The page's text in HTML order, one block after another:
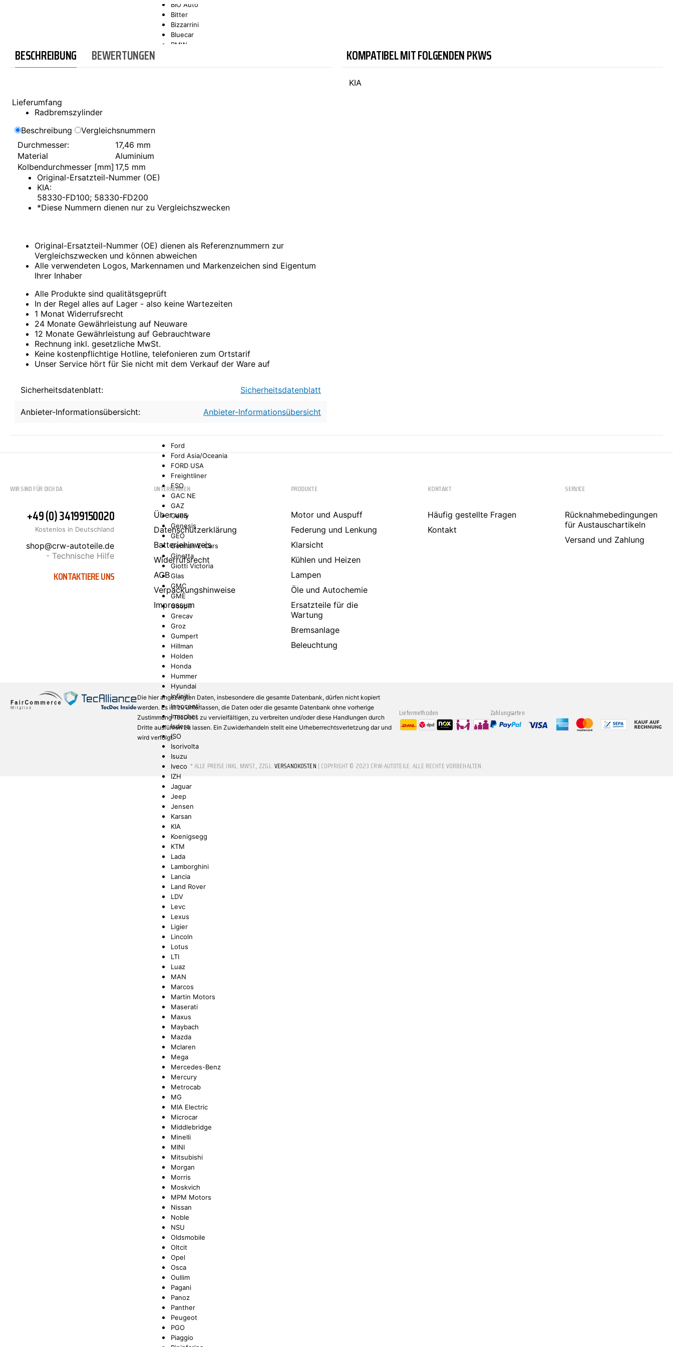
SONAX
BIO Auto
Bitter
Bizzarrini
Bluecar
BMW
Chrysler
Citroën
Dacia
Daewoo
DAF
De Lorean
Desoto
Dodge
DS
E.GO
Fiat
Ford
Ford Asia/Oceania
FORD USA
Freightliner
FSO
GAC NE
GAZ
Geely
Genesis
GEO
German E-Cars
Ginetta
Giotti Victoria
Glas
GMC
GME
Goupil
Grecav
Groz
Gumpert
Hillman
Holden
Honda
Hummer
Hyundai
Infiniti
Innocenti
Irmscher
Isdera
ISO
Isorivolta
Isuzu
Iveco
IZH
Jaguar
Jeep
Jensen
Karsan
KIA
Koenigsegg
KTM
Lada
Lamborghini
Lancia
Land Rover
LDV
Levc
Lexus
Ligier
Lincoln
Lotus
LTI
Luaz
MAN
Marcos
Martin Motors
Maserati
Maxus
Maybach
Mazda
Mclaren
Mega
Mercedes-Benz
Mercury
Metrocab
MG
MIA Electric
Microcar
Middlebridge
Minelli
MINI
Mitsubishi
Morgan
Morris
Moskvich
MPM Motors
Nissan
Noble
NSU
Oldsmobile
Oltcit
Opel
Osca
Oullim
Pagani
Panoz
Panther
Peugeot
PGO
Piaggio
BESCHREIBUNG BEWERTUNGEN
Lieferumfang
Radbremszylinder
Beschreibung
Vergleichsnummern
Durchmesser:
17,46 mm
Material
Aluminium
Kolbendurchmesser [mm] 17,5 mm
Original-Ersatzteil-Nummer (OE)
KIA:
58330-FD100; 58330-FD200
*Diese Nummern dienen nur zu Vergleichszwecken
Original-Ersatzteil-Nummer (OE) dienen als Referenznummern zur
Vergleichszwecken und können abweichen
Alle verwendeten Logos, Markennamen und Markenzeichen sind Eigentum
Ihrer Inhaber
Alle Produkte sind qualitätsgeprüft
In der Regel alles auf Lager - also keine Wartezeiten
1 Monat Widerrufsrecht
24 Monate Gewährleistung auf Neuware
12 Monate Gewährleistung auf Gebrauchtware
Rechnung inkl. gesetzliche MwSt.
Keine kostenpflichtige Hotline, telefonieren zum Ortstarif
Unser Service hört für Sie nicht mit dem Verkauf der Ware auf
Sicherheitsdatenblatt: Sicherheitsdatenblatt
Anbieter-Informationsübersicht: Anbieter-Informationsübersicht
KOMPATIBEL MIT FOLGENDEN PKWS
KIA
WIR SIND FÜR DICH DA
+49 (0) 34199150020
Kostenlos in Deutschland
shop@crw-autoteile.de
- Technische Hilfe
KONTAKTIERE UNS
UNTERNEHMEN
Über uns
Datenschutzerklärung
Batteriehinweis
Widerrufsrecht
AGB
Verpackungshinweise
Impressum
PRODUKTE
Motor und Auspuff
Federung und Lenkung
Klarsicht
Kühlen und Heizen
Lampen
Öle und Autochemie
Ersatzteile für die
Wartung
Bremsanlage
Beleuchtung
KONTAKT
Häufig gestellte Fragen
Kontakt
SERVICE
Rücknahmebedingungen
für Austauschartikeln
Versand und Zahlung
Die hier angezeigten Daten, insbesondere die gesamte Datenbank, dürfen nicht kopiert
werden. Es ist zu unterlassen, die Daten oder die gesamte Datenbank ohne vorherige
Zustimmung TecDocs zu vervielfältigen, zu verbreiten und/oder diese Handlungen durch
Dritte ausführen zu lassen. Ein Zuwiderhandeln stellt eine Urheberrechtsverletzung dar und
wird verfolgt.
Liefermethoden Zahlungsarten
* ALLE PREISE INKL. MWST., ZZGL.VERSANDKOSTEN | COPYRIGHT © 2023 CRW-AUTOTEILE. ALLE RECHTE VORBEHALTEN.